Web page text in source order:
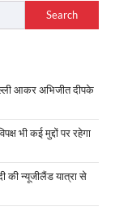
Search
आकर अभिजीत दीपके
भी कई मुद्दों पर रहेगा
की न्यूजीलैंड यात्रा से